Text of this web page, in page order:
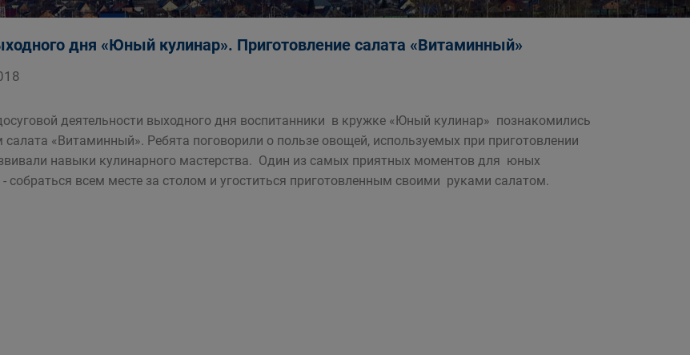
дня «Юный кулинар». Приготовление салата «Витаминный»
деятельности выходного дня воспитанники в кружке «Юный кулинар» познакомились
салата «Витаминный». Ребята поговорили о пользе овощей, используемых при приготовлении
навыки кулинарного мастерства. Один из самых приятных моментов для юных
- собраться всем месте за столом и угоститься приготовленным своими руками салатом.